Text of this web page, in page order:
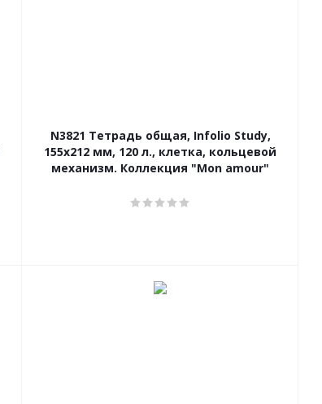
N3821 Тетрадь общая, Infolio Study,
155х212 мм, 120 л., клетка, кольцевой
механизм. Коллекция "Mon amour"